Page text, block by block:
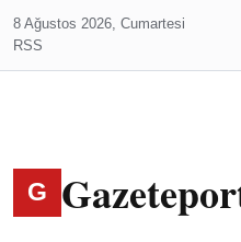
8 Ağustos 2026, Cumartesi
RSS
G